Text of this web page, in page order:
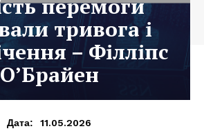
перемоги
тривога і
– Філліпс
О’Брайен
Дата: 11.05.2026